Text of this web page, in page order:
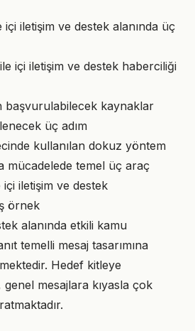
içi iletişim ve destek alanında üç
içi iletişim ve destek haberciliği
başvurulabilecek kaynaklar
üç adım
kullanılan dokuz yöntem
mücadelede temel üç araç
iletişim ve destek
örnek
alanında etkili kamu
temelli mesaj tasarımına
Hedef kitleye
mesajlara kıyasla çok